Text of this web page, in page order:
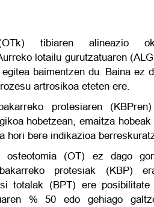
tibiaren alineazio
lotailu gurutzatuaren
baimentzen du. Baina ez
artrosikoa eteten ere.
protesiaren
hobetzean, emaitza
hori bere indikazioa
osteotomia (OT) ez dago
protesiak (KBP)
totalak (BPT) ere
% 50 edo gehiago